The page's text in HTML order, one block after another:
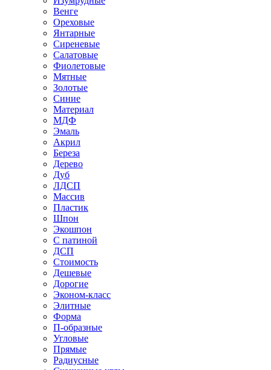
Венге
Ореховые
Янтарные
Сиреневые
Салатовые
Фиолетовые
Мятные
Золотые
Синие
Материал
МДФ
Эмаль
Акрил
Береза
Дерево
Дуб
ЛДСП
Массив
Пластик
Шпон
Экошпон
С патиной
ДСП
Стоимость
Дешевые
Дорогие
Эконом-класс
Элитные
Форма
П-образные
Угловые
Прямые
Радиусные